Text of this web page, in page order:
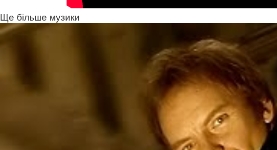
Ще більше музики